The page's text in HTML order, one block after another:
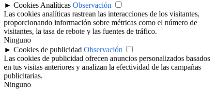
► Cookies Analíticas Observación
Las cookies analíticas rastrean las interacciones de los visitantes,
proporcionando información sobre métricas como el número de
visitantes, la tasa de rebote y las fuentes de tráfico.
Ninguno
► Cookies de publicidad Observación
Las cookies de publicidad ofrecen anuncios personalizados basados
en tus visitas anteriores y analizan la efectividad de las campañas
publicitarias.
Ninguno